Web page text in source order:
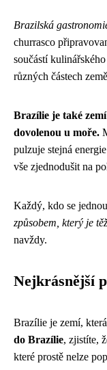
Brazilská
churrasco
součástí
různých částech
Brazílie je také
dovolenou u moře.
pulzuje stejná
vše zjednodušit na
Každý, kdo se
způsobem, který je
navždy.
Nejkrásnější
Brazílie je zemí,
do Brazílie, zjistíte,
které prostě nelze